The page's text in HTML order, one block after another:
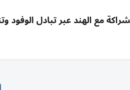
مع الهند عبر تبادل الوفود